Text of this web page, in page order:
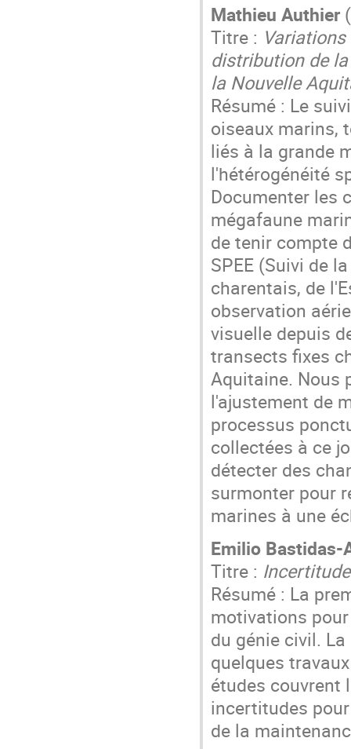
Mathieu Authier
Titre :
distribution de
la Nouvelle
Résumé : Le
oiseaux marins,
liés à la grande
l'hétérogénéité
Documenter les
mégafaune
de tenir compte
SPEE (Suivi de
charentais, de
observation
visuelle depuis
transects fixes
Aquitaine. Nous
l'ajustement de
processus
collectées à ce
détecter des
surmonter pour
marines à une
Emilio Bastidas-
Titre :
Résumé : La
motivations
du génie civil.
quelques
études couvrent
incertitudes
de la